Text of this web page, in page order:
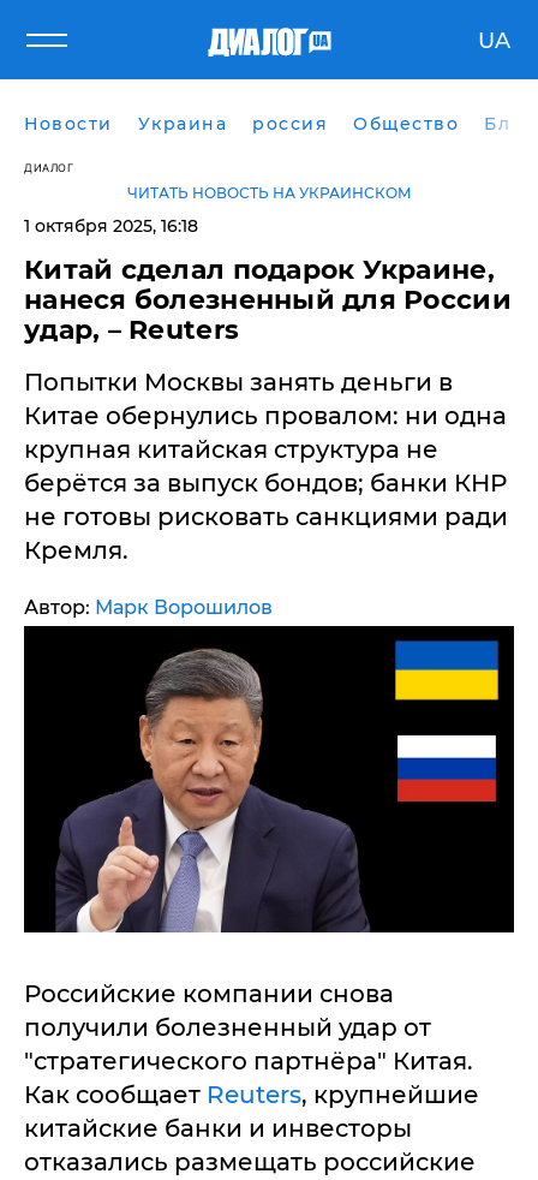
UA
Новости Украина россия Общество
ДИАЛОГ
ЧИТАТЬ НОВОСТЬ НА УКРАИНСКОМ
1 октября 2025, 16:18
Китай сделал подарок Украине,
нанеся болезненный для России
удар, – Reuters
Попытки Москвы занять деньги в
Китае обернулись провалом: ни одна
крупная китайская структура не
берётся за выпуск бондов; банки КНР
не готовы рисковать санкциями ради
Кремля.
Автор: Марк Ворошилов
Российские компании снова
получили болезненный удар от
"стратегического партнёра" Китая.
Как сообщает Reuters, крупнейшие
китайские банки и инвесторы
отказались размещать российские